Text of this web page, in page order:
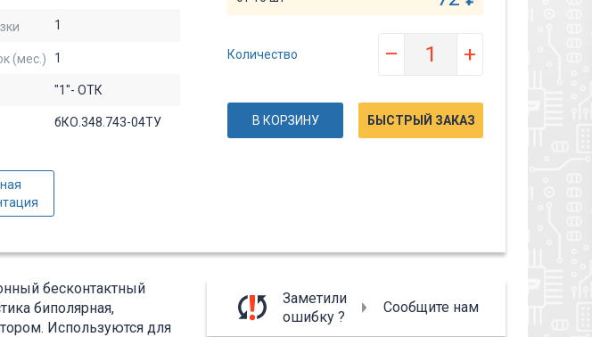
1
(мес.) 1
"1"- ОТК
бКО.348.743-04ТУ
Количество – +
В КОРЗИНУ БЫСТРЫЙ ЗАКАЗ
бесконтактный
биполярная,
Используются для
Заметили
ошибку ?
Сообщите нам